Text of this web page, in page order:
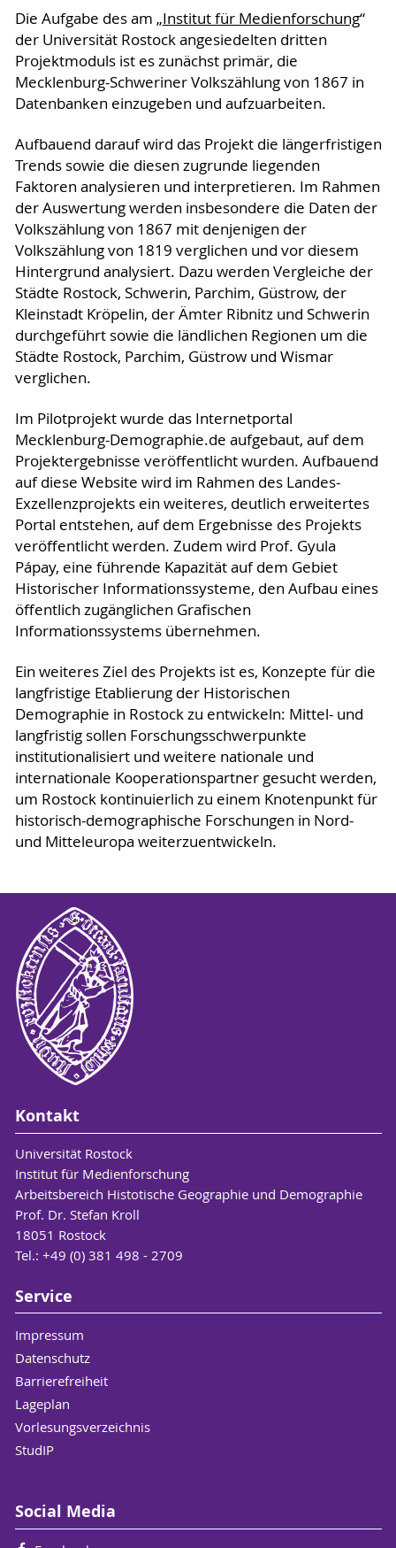
Die Aufgabe des am „Institut für Medienforschung“
der Universität Rostock angesiedelten dritten
Projektmoduls ist es zunächst primär, die
Mecklenburg-Schweriner Volkszählung von 1867 in
Datenbanken einzugeben und aufzuarbeiten.
Aufbauend darauf wird das Projekt die längerfristigen
Trends sowie die diesen zugrunde liegenden
Faktoren analysieren und interpretieren. Im Rahmen
der Auswertung werden insbesondere die Daten der
Volkszählung von 1867 mit denjenigen der
Volkszählung von 1819 verglichen und vor diesem
Hintergrund analysiert. Dazu werden Vergleiche der
Städte Rostock, Schwerin, Parchim, Güstrow, der
Kleinstadt Kröpelin, der Ämter Ribnitz und Schwerin
durchgeführt sowie die ländlichen Regionen um die
Städte Rostock, Parchim, Güstrow und Wismar
verglichen.
Im Pilotprojekt wurde das Internetportal
Mecklenburg-Demographie.de aufgebaut, auf dem
Projektergebnisse veröffentlicht wurden. Aufbauend
auf diese Website wird im Rahmen des Landes-
Exzellenzprojekts ein weiteres, deutlich erweitertes
Portal entstehen, auf dem Ergebnisse des Projekts
veröffentlicht werden. Zudem wird Prof. Gyula
Pápay, eine führende Kapazität auf dem Gebiet
Historischer Informationssysteme, den Aufbau eines
öffentlich zugänglichen Grafischen
Informationssystems übernehmen.
Ein weiteres Ziel des Projekts ist es, Konzepte für die
langfristige Etablierung der Historischen
Demographie in Rostock zu entwickeln: Mittel- und
langfristig sollen Forschungsschwerpunkte
institutionalisiert und weitere nationale und
internationale Kooperationspartner gesucht werden,
um Rostock kontinuierlich zu einem Knotenpunkt für
historisch-demographische Forschungen in Nord-
und Mitteleuropa weiterzuentwickeln.
Kontakt
Universität Rostock
Institut für Medienforschung
Arbeitsbereich Histotische Geographie und Demographie
Prof. Dr. Stefan Kroll
18051 Rostock
Tel.: +49 (0) 381 498 - 2709
Service
Impressum
Datenschutz
Barrierefreiheit
Lageplan
Vorlesungsverzeichnis
StudIP
Social Media